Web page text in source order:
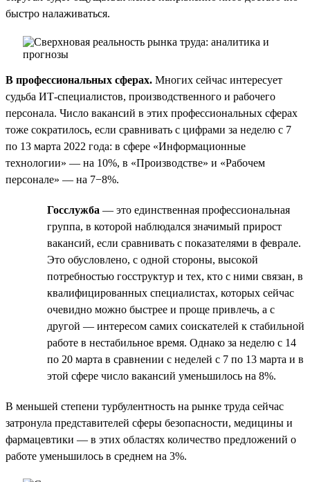
быстро налаживаться.
В профессиональных сферах. Многих сейчас интересует
судьба ИТ-специалистов, производственного и рабочего
персонала. Число вакансий в этих профессиональных сферах
тоже сократилось, если сравнивать с цифрами за неделю с 7
по 13 марта 2022 года: в сфере «Информационные
технологии» — на 10%, в «Производстве» и «Рабочем
персонале» — на 7−8%.
Госслужба — это единственная профессиональная
группа, в которой наблюдался значимый прирост
вакансий, если сравнивать с показателями в феврале.
Это обусловлено, с одной стороны, высокой
потребностью госструктур и тех, кто с ними связан, в
квалифицированных специалистах, которых сейчас
очевидно можно быстрее и проще привлечь, а с
другой — интересом самих соискателей к стабильной
работе в нестабильное время. Однако за неделю c 14
по 20 марта в сравнении с неделей с 7 по 13 марта и в
этой сфере число вакансий уменьшилось на 8%.
В меньшей степени турбулентность на рынке труда сейчас
затронула представителей сферы безопасности, медицины и
фармацевтики — в этих областях количество предложений о
работе уменьшилось в среднем на 3%.